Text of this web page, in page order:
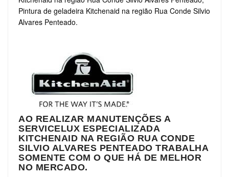
Pintura de geladeira Kitchenaid na região Rua Conde Silvio
Alvares Penteado.
AO REALIZAR MANUTENÇÕES A
SERVICELUX ESPECIALIZADA
KITCHENAID NA REGIÃO RUA CONDE
SILVIO ALVARES PENTEADO TRABALHA
SOMENTE COM O QUE HÁ DE MELHOR
NO MERCADO.